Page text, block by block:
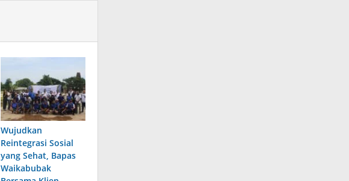
Wujudkan
Reintegrasi Sosial
yang Sehat, Bapas
Waikabubak